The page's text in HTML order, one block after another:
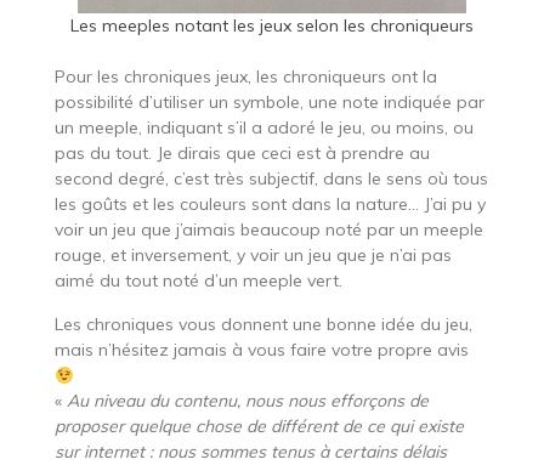
Les meeples notant les jeux selon les chroniqueurs
Pour les chroniques jeux, les chroniqueurs ont la
possibilité d’utiliser un symbole, une note indiquée par
un meeple, indiquant s’il a adoré le jeu, ou moins, ou
pas du tout. Je dirais que ceci est à prendre au
second degré, c’est très subjectif, dans le sens où tous
les goûts et les couleurs sont dans la nature… J’ai pu y
voir un jeu que j’aimais beaucoup noté par un meeple
rouge, et inversement, y voir un jeu que je n’ai pas
aimé du tout noté d’un meeple vert.
Les chroniques vous donnent une bonne idée du jeu,
mais n’hésitez jamais à vous faire votre propre avis
« Au niveau du contenu, nous nous efforçons de
proposer quelque chose de différent de ce qui existe
sur internet : nous sommes tenus à certains délais